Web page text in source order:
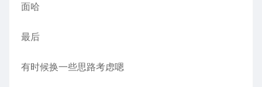
面哈
最后
有时候换一些思路考虑嗯